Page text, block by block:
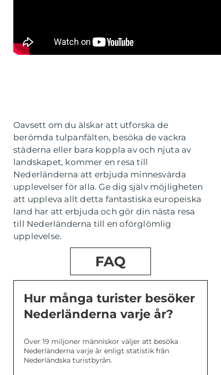
Oavsett om du älskar att utforska de
berömda tulpanfälten, besöka de vackra
städerna eller bara koppla av och njuta av
landskapet, kommer en resa till
Nederländerna att erbjuda minnesvärda
upplevelser för alla. Ge dig själv möjligheten
att uppleva allt detta fantastiska europeiska
land har att erbjuda och gör din nästa resa
till Nederländerna till en oförglömlig
upplevelse.
FAQ
Hur många turister besöker
Nederländerna varje år?
Över 19 miljoner människor väljer att besöka
Nederländerna varje år enligt statistik från
Nederländska turistbyrån.